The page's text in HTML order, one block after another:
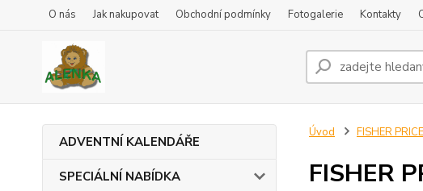
O nás Jak nakupovat Obchodní podmínky Fotogalerie Kontakty
ADVENTNÍ KALENDÁŘE
SPECIÁLNÍ NABÍDKA
Úvod FISHER PRICE
FISHER